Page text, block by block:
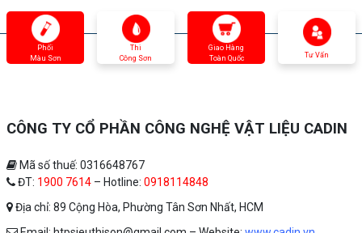
Phối
Màu Sơn
Thi
Công Sơn
Giao Hàng
Toàn Quốc
Tư Vấn
CÔNG TY CỔ PHẦN CÔNG NGHỆ VẬT LIỆU CADIN
Mã số thuế: 0316648767
ĐT: 1900 7614 – Hotline: 0918114848
Địa chỉ: 89 Cộng Hòa, Phường Tân Sơn Nhất, HCM